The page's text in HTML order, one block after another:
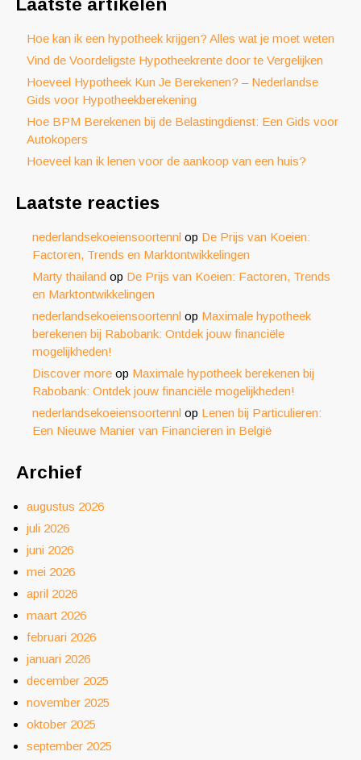
Laatste artikelen
Hoe kan ik een hypotheek krijgen? Alles wat je moet weten
Vind de Voordeligste Hypotheekrente door te Vergelijken
Hoeveel Hypotheek Kun Je Berekenen? – Nederlandse
Gids voor Hypotheekberekening
Hoe BPM Berekenen bij de Belastingdienst: Een Gids voor
Autokopers
Hoeveel kan ik lenen voor de aankoop van een huis?
Laatste reacties
nederlandsekoeiensoortennl op De Prijs van Koeien:
Factoren, Trends en Marktontwikkelingen
Marty thailand op De Prijs van Koeien: Factoren, Trends
en Marktontwikkelingen
nederlandsekoeiensoortennl op Maximale hypotheek
berekenen bij Rabobank: Ontdek jouw financiële
mogelijkheden!
Discover more op Maximale hypotheek berekenen bij
Rabobank: Ontdek jouw financiële mogelijkheden!
nederlandsekoeiensoortennl op Lenen bij Particulieren:
Een Nieuwe Manier van Financieren in België
Archief
augustus 2026
juli 2026
juni 2026
mei 2026
april 2026
maart 2026
februari 2026
januari 2026
december 2025
november 2025
oktober 2025
september 2025